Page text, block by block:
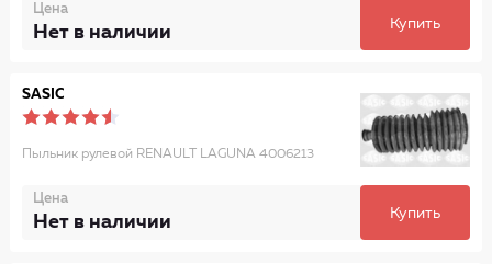
Цена
Нет в наличии Купить
SASIC
Пыльник рулевой RENAULT LAGUNA 4006213
Цена
Нет в наличии Купить